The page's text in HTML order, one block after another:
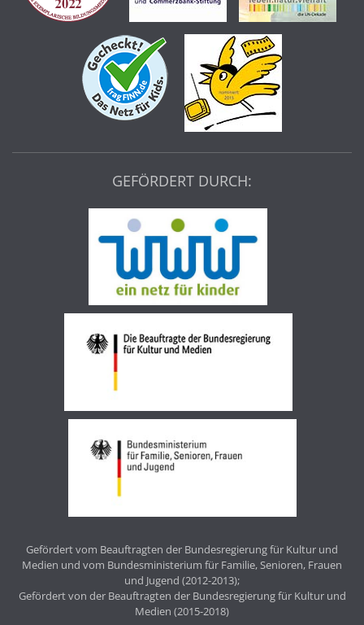
GEFÖRDERT DURCH:
Gefördert vom Beauftragten der Bundesregierung für Kultur und
Medien und vom Bundesministerium für Familie, Senioren, Frauen
und Jugend (2012-2013);
Gefördert von der Beauftragten der Bundesregierung für Kultur und
Medien (2015-2018)